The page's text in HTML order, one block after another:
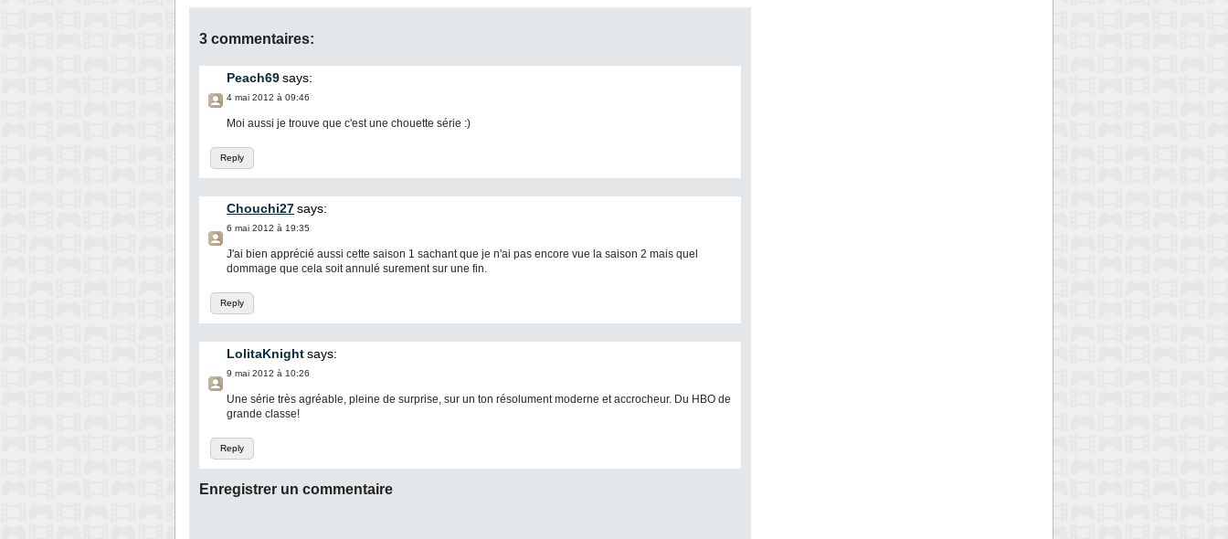
3 commentaires:
Peach69says:
4 mai 2012 à 09:46
Reply
Moi aussi je trouve que c'est une chouette série :)
Chouchi27says:
6 mai 2012 à 19:35
Reply
J'ai bien apprécié aussi cette saison 1 sachant que je n'ai pas encore vue la saison 2 mais quel
dommage que cela soit annulé surement sur une fin.
LolitaKnightsays:
9 mai 2012 à 10:26
Reply
Une série très agréable, pleine de surprise, sur un ton résolument moderne et accrocheur. Du HBO de
grande classe!
Enregistrer un commentaire